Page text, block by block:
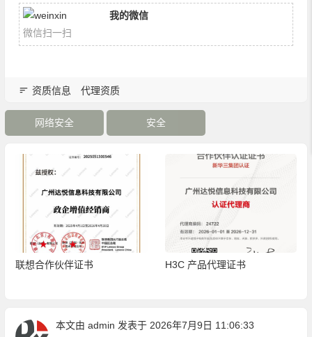
我的微信
微信扫一扫
资质信息 代理资质
网络安全 安全
联想合作伙伴证书 H3C 产品代理证书
本文由 admin 发表于 2026年7月9日 11:06:33